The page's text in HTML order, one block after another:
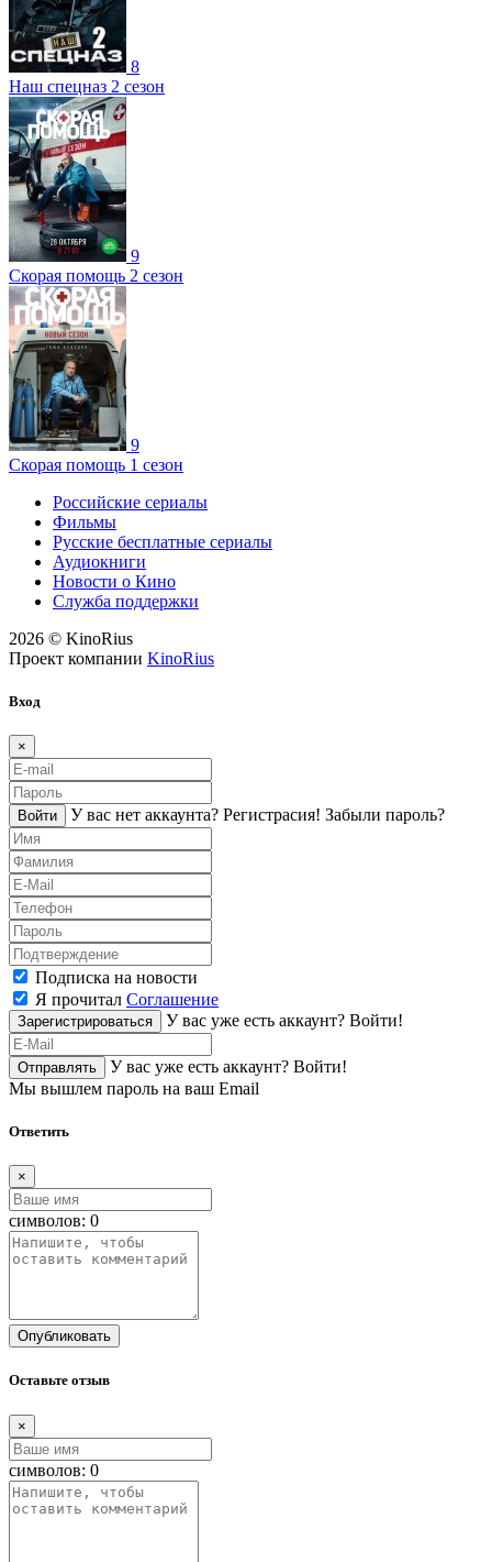
8
Наш спецназ 2 сезон
9
Скорая помощь 2 сезон
9
Скорая помощь 1 сезон
Российские сериалы
Фильмы
Русские бесплатные сериалы
Аудиокниги
Новости о Кино
Служба поддержки
2026 © KinoRius
Проект компании KinoRius
Вход
×
Войти У вас нет аккаунта? Регистраcия! Забыли пароль?
Подписка на новости
Я прочитал Соглашение
Зарегистрироваться У вас уже есть аккаунт? Войти!
Отправлять У вас уже есть аккаунт? Войти!
Мы вышлем пароль на ваш Email
Ответить
×
символов: 0
Опубликовать
Оставьте отзыв
×
символов: 0